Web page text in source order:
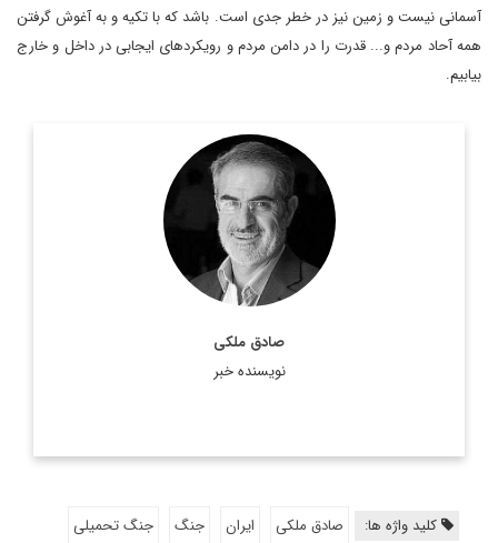
آسمانی نیست و زمین نیز در خطر جدی است. باشد که با تکیه و به آغوش گرفتن
همه آحاد مردم و... قدرت را در دامن مردم و رویکردهای ایجابی در داخل و خارج
بیابیم.
صادق ملکی
نویسنده خبر
کارشناس، استراتژیست و تحلیلگر ارشد مسائل
سیاسی است.
اطلاعات بیشتر
کلید واژه ها: صادق ملکی ایران جنگ
جنگ تحمیلی